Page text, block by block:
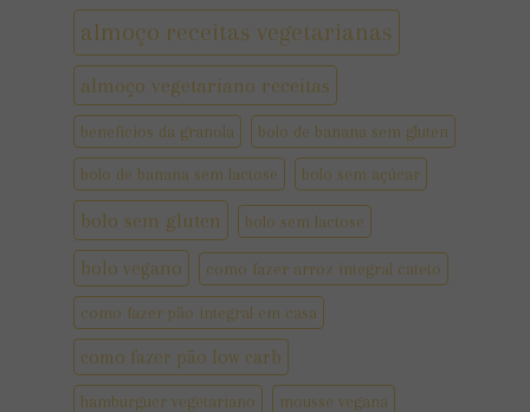
almoço receitas vegetarianas
almoço vegetariano receitas
benefícios da granola bolo de banana sem gluten
bolo de banana sem lactose bolo sem açúcar
bolo sem gluten bolo sem lactose
bolo vegano como fazer arroz integral cateto
como fazer pão integral em casa
como fazer pão low carb
hamburguer vegetariano mousse vegana